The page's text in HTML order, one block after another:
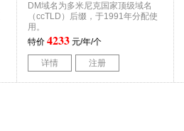
DM域名为多米尼克国家顶级域名
（ccTLD）后缀，于1991年分配使
用。
特价 4233 元/年/个
详情 注册